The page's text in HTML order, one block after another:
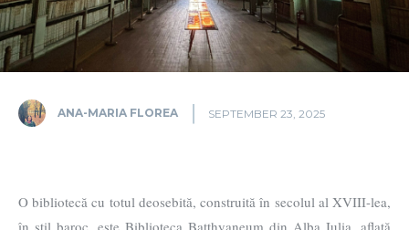
ANA-MARIA FLOREA SEPTEMBER 23, 2025
O bibliotecă cu totul deosebită, construită în secolul al XVIII-lea,